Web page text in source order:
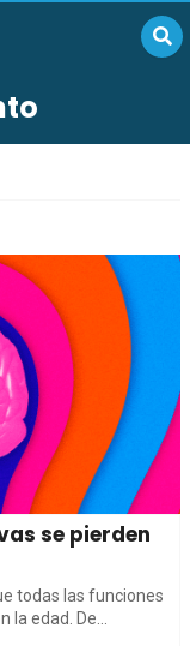
se pierden
todas las funciones
edad. De...